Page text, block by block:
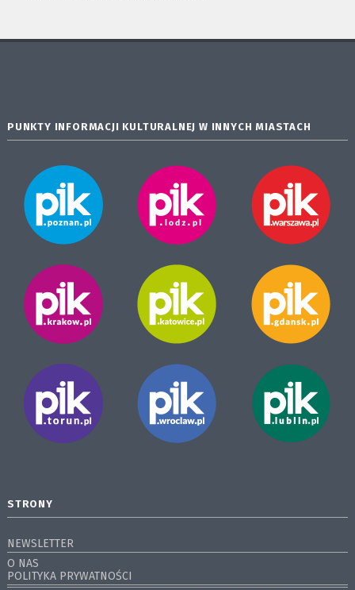
PUNKTY INFORMACJI KULTURALNEJ W INNYCH MIASTACH
STRONY
NEWSLETTER
O NAS
POLITYKA PRYWATNOŚCI